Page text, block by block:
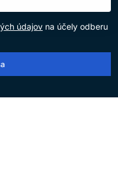
údajov na účely odberu